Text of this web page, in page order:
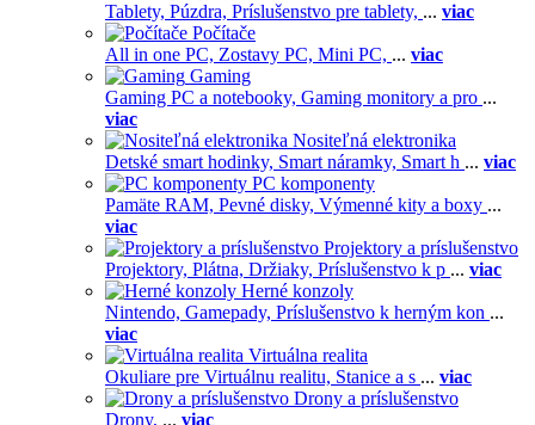
Tablety, Púzdra, Príslušenstvo pre tablety, ... viac
Počítače
All in one PC, Zostavy PC, Mini PC, ... viac
Gaming
Gaming PC a notebooky, Gaming monitory a pro ...
viac
Nositeľná elektronika
Detské smart hodinky, Smart náramky, Smart h ... viac
PC komponenty
Pamäte RAM, Pevné disky, Výmenné kity a boxy ...
viac
Projektory a príslušenstvo
Projektory, Plátna, Držiaky, Príslušenstvo k p ... viac
Herné konzoly
Nintendo, Gamepady, Príslušenstvo k herným kon ...
viac
Virtuálna realita
Okuliare pre Virtuálnu realitu, Stanice a s ... viac
Drony a príslušenstvo
Drony, ... viac